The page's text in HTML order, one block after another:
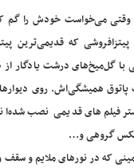
وقتی می‌خواست خودش را گم
که قدیمی‌ترین
گل‌میخ‌های درشت یادگار از
همیشگی‌اش. روی
فیلم‌های قدیمی نصب
عکس گروهی و…
که در نورهای ملایم و